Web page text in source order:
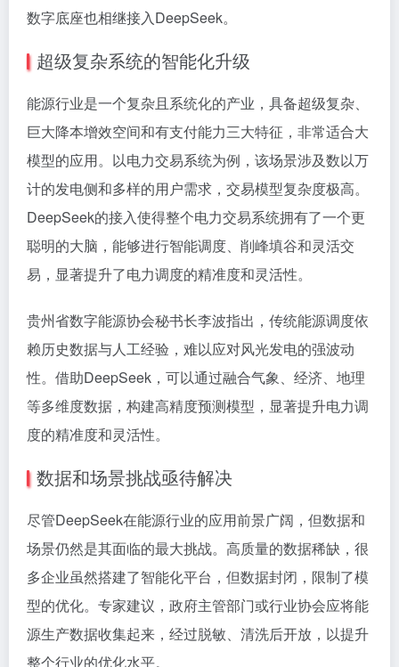
数字底座也相继接入DeepSeek。
超级复杂系统的智能化升级
能源行业是一个复杂且系统化的产业，具备超级复杂、
巨大降本增效空间和有支付能力三大特征，非常适合大
模型的应用。以电力交易系统为例，该场景涉及数以万
计的发电侧和多样的用户需求，交易模型复杂度极高。
DeepSeek的接入使得整个电力交易系统拥有了一个更
聪明的大脑，能够进行智能调度、削峰填谷和灵活交
易，显著提升了电力调度的精准度和灵活性。
贵州省数字能源协会秘书长李波指出，传统能源调度依
赖历史数据与人工经验，难以应对风光发电的强波动
性。借助DeepSeek，可以通过融合气象、经济、地理
等多维度数据，构建高精度预测模型，显著提升电力调
度的精准度和灵活性。
数据和场景挑战亟待解决
尽管DeepSeek在能源行业的应用前景广阔，但数据和
场景仍然是其面临的最大挑战。高质量的数据稀缺，很
多企业虽然搭建了智能化平台，但数据封闭，限制了模
型的优化。专家建议，政府主管部门或行业协会应将能
源生产数据收集起来，经过脱敏、清洗后开放，以提升
整个行业的优化水平。